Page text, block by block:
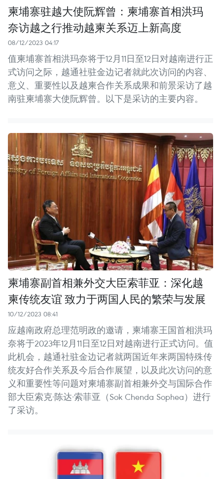
柬埔寨驻越大使阮辉曾：柬埔寨首相洪玛
奈访越之行推动越柬关系迈上新高度
08/12/2023 04:17
值柬埔寨首相洪玛奈将于12月11日至12日对越南进行正
式访问之际，越通社驻金边记者就此次访问的内容、
意义、重要性以及越柬合作关系成果和前景采访了越
南驻柬埔寨大使阮辉曾。以下是采访的主要内容。
柬埔寨副首相兼外交大臣索菲亚：深化越
柬传统友谊 致力于两国人民的繁荣与发展
10/12/2023 08:41
应越南政府总理范明政的邀请，柬埔寨王国首相洪玛
奈将于2023年12月11日至12日对越南进行正式访问。值
此机会，越通社驻金边记者就两国近年来两国特殊传
统友好合作关系及今后合作展望，以及此次访问的意
义和重要性等问题对柬埔寨副首相兼外交与国际合作
部大臣索克·陈达·索菲亚（Sok Chenda Sophea）进行
了采访。 ​